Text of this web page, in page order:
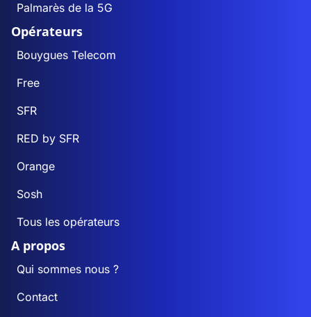
Palmarès de la 5G
Opérateurs
Bouygues Telecom
Free
SFR
RED by SFR
Orange
Sosh
Tous les opérateurs
A propos
Qui sommes nous ?
Contact